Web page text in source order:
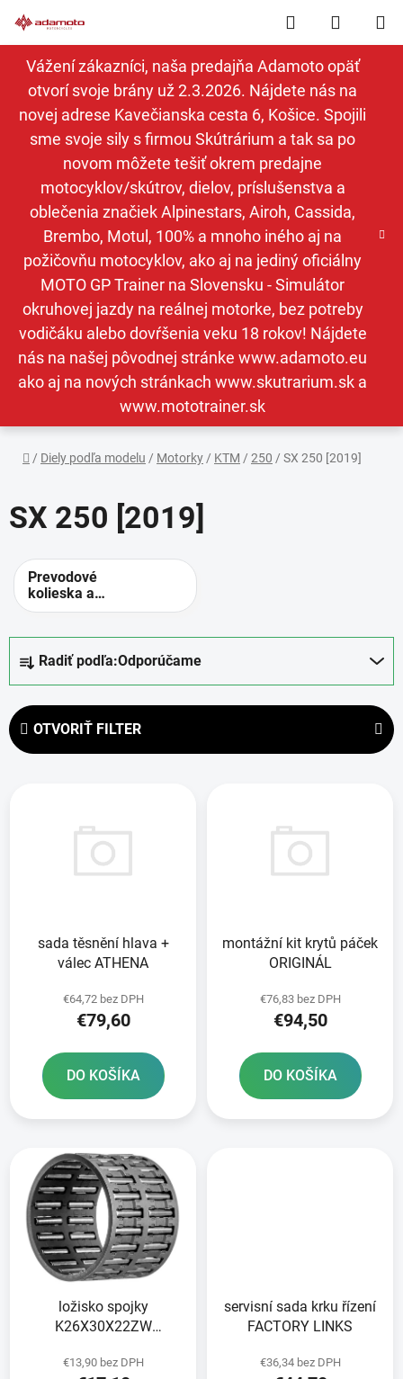
na
obsah
Vážení zákazníci, naša predajňa Adamoto opäť
otvorí svoje brány už 2.3.2026. Nájdete nás na
novej adrese Kavečianska cesta 6, Košice. Spojili
sme svoje sily s firmou Skútrárium a tak sa po
novom môžete tešiť okrem predajne
motocyklov/skútrov, dielov, príslušenstva a
oblečenia značiek Alpinestars, Airoh, Cassida,
Brembo, Motul, 100% a mnoho iného aj na
požičovňu motocyklov, ako aj na jediný oficiálny
MOTO GP Trainer na Slovensku - Simulátor
okruhovej jazdy na reálnej motorke, bez potreby
vodičáku alebo dovŕšenia veku 18 rokov! Nájdete
nás na našej pôvodnej stránke www.adamoto.eu
ako aj na nových stránkach www.skutrarium.sk a
www.mototrainer.sk
Hľadať
KOŠÍK
Domov
/ Diely podľa modelu / Motorky / KTM / 250 / SX 250 [2019]
SX 250 [2019]
Prevodové
kolieska a
rozety -
prevody
e
n
Radiť podľa:Odporúčame
OTVORIŤ FILTER
sada těsnění hlava +
válec ATHENA
€64,72 bez DPH
€79,60
DO KOŠÍKA
montážní kit krytů páček
ORIGINÁL
€76,83 bez DPH
€94,50
DO KOŠÍKA
ložisko spojky
K26X30X22ZW
€13,90 bez DPH
servisní sada krku řízení
FACTORY LINKS
€36,34 bez DPH